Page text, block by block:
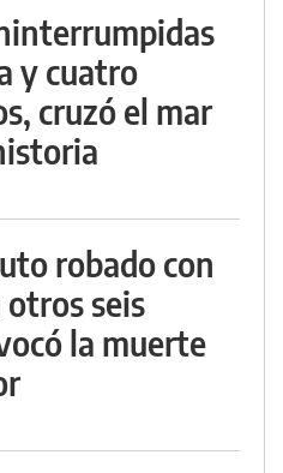
y cuatro
cruzó el mar
robado con
otros seis
la muerte